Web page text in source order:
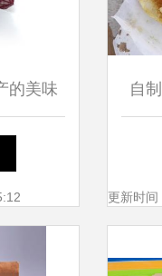
的美味 自
更新时